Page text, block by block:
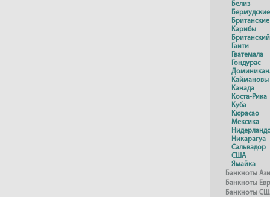
Белиз
Карибы
Гаити
Гватемала
Гондурас
Каймановы
Канада
Коста-Рика
Куба
Кюрасао
Мексика
Никарагуа
Сальвадор
США
Ямайка
Банкноты
Банкноты
Банкноты